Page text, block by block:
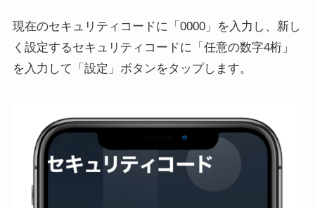
現在のセキュリティコードに「0000」を入力し、新し
く設定するセキュリティコードに「任意の数字4桁」
を入力して「設定」ボタンをタップします。